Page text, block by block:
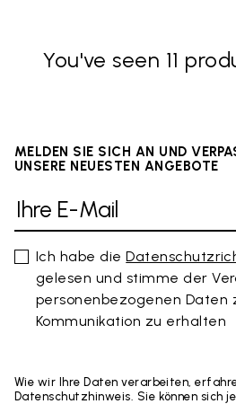
You've seen 11
MELDEN SIE SICH AN UND
UNSERE NEUESTEN ANGEBOTE
Ich habe die
gelesen und stimme der
personenbezogenen Daten
Kommunikation zu erhalten
Wie wir Ihre Daten verarbeiten,
Datenschutzhinweis. Sie können sich